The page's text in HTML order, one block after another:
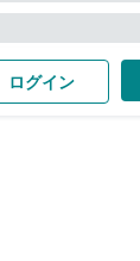
ログイン